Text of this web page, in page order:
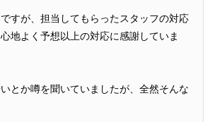
すが、担当してもらったスタッフの対応
地よく予想以上の対応に感謝していま
とか噂を聞いていましたが、全然そんな